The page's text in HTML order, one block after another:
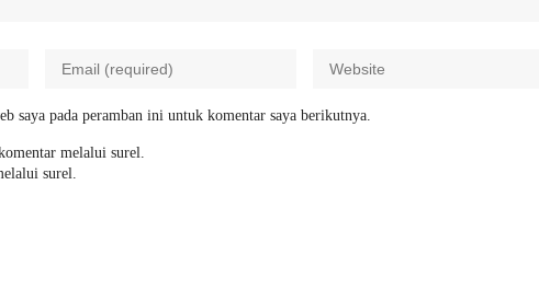
saya pada peramban ini untuk komentar saya berikutnya.
melalui surel.
surel.